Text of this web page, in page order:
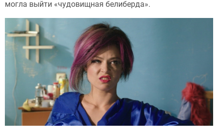
могла выйти «чудовищная белиберда».